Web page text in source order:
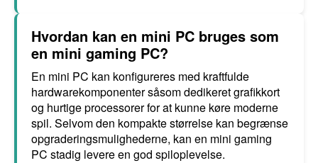
Hvordan kan en mini PC bruges som
en mini gaming PC?
En mini PC kan konfigureres med kraftfulde
hardwarekomponenter såsom dedikeret grafikkort
og hurtige processorer for at kunne køre moderne
spil. Selvom den kompakte størrelse kan begrænse
opgraderingsmulighederne, kan en mini gaming
PC stadig levere en god spiloplevelse.